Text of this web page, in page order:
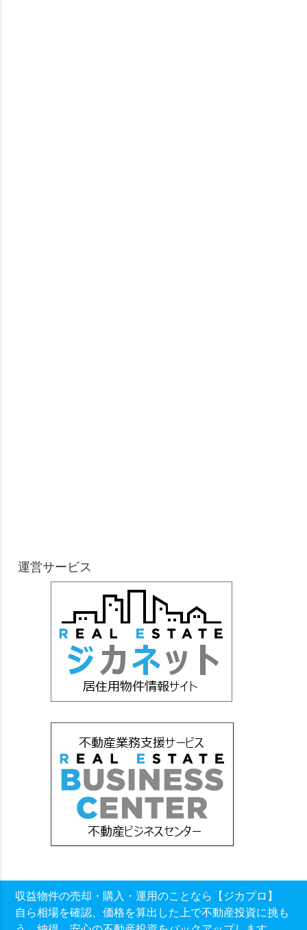
運営サービス
収益物件の売却・購入・運用のことなら【ジカプロ】
自ら相場を確認、価格を算出した上で不動産投資に挑も